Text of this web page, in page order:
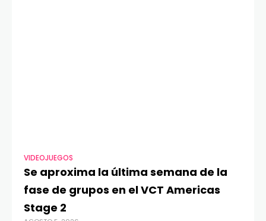
VIDEOJUEGOS
Se aproxima la última semana de la
fase de grupos en el VCT Americas
Stage 2